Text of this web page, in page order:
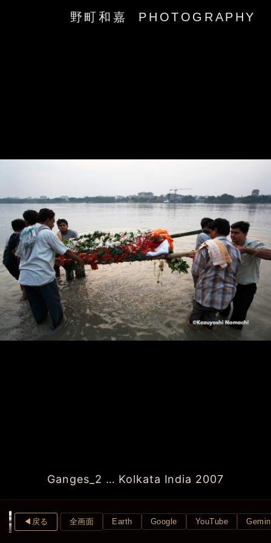
野町和嘉 PHOTOGRAPHY
‹
Ganges_2 … Kolkata India 2007
›
◀︎戻る 全画面 Earth Google YouTube